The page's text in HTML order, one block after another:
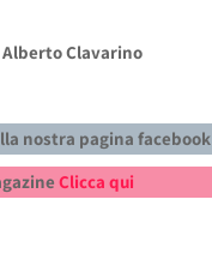
Clavarino
nostra pagina facebook
Clicca qui